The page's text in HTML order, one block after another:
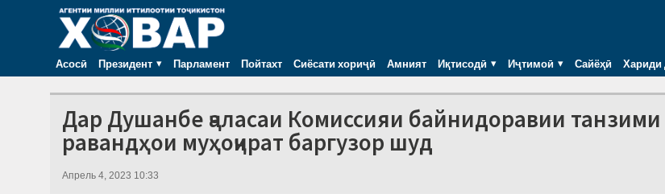
Асосӣ Президент Парламент Пойтахт Сиёсати хориҷӣ Амният Иқтисодӣ Иҷтимоӣ Сайёҳӣ Хариди
Дар Душанбе ҷаласаи Комиссияи байнидоравии танзими
равандҳои муҳоҷират баргузор шуд
Апрель 4, 2023 10:33